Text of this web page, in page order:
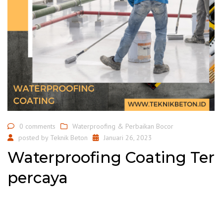
0 comments
Waterproofing & Perbaikan Bocor
posted by Teknik Beton Januari 26, 2023
Waterproofing Coating Ter
percaya